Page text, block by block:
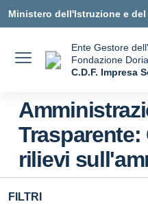
Ministero dell'Istruzione e del
Ente Gestore
Fondazione
C.D.F. Impresa
Trasparente:
rilievi
FILTRI